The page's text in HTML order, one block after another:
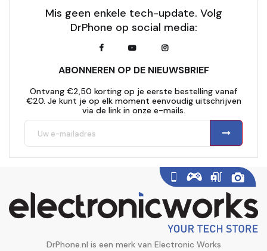
Mis geen enkele tech-update. Volg
DrPhone op social media:
ABONNEREN OP DE NIEUWSBRIEF
Ontvang €2,50 korting op je eerste bestelling vanaf
€20. Je kunt je op elk moment eenvoudig uitschrijven
via de link in onze e-mails.
DrPhone.nl is een merk van Electronic Works